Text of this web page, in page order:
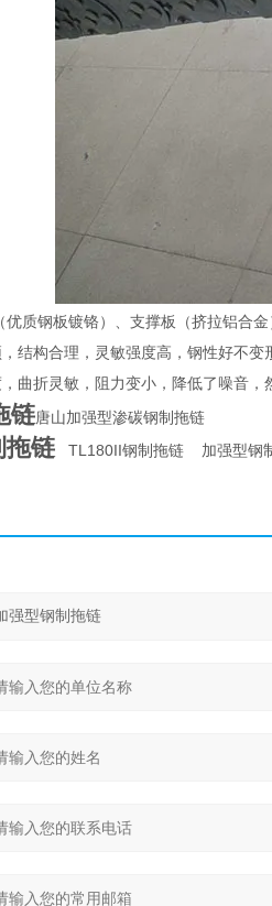
优质钢板镀铬）、支撑板（挤拉铝合
结构合理，灵敏强度高，钢性好不
曲折灵敏，阻力变小，降低了噪音，
链唐山加强型渗碳钢制拖链
拖链 TL180II钢制拖链 加强型钢